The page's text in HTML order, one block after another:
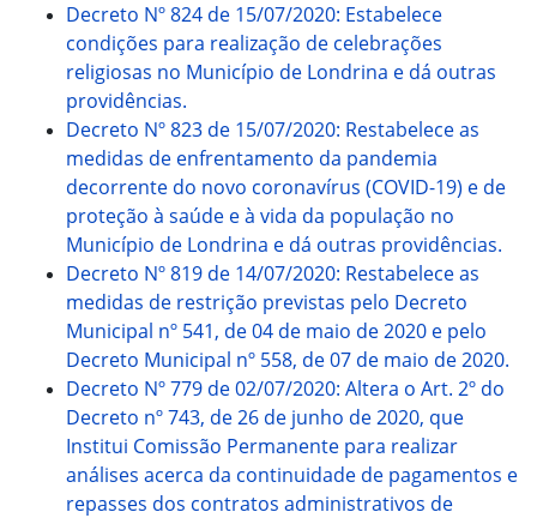
Decreto Nº 824 de 15/07/2020: Estabelece
condições para realização de celebrações
religiosas no Município de Londrina e dá outras
providências.
Decreto Nº 823 de 15/07/2020: Restabelece as
medidas de enfrentamento da pandemia
decorrente do novo coronavírus (COVID-19) e de
proteção à saúde e à vida da população no
Município de Londrina e dá outras providências.
Decreto Nº 819 de 14/07/2020: Restabelece as
medidas de restrição previstas pelo Decreto
Municipal nº 541, de 04 de maio de 2020 e pelo
Decreto Municipal nº 558, de 07 de maio de 2020.
Decreto Nº 779 de 02/07/2020: Altera o Art. 2º do
Decreto nº 743, de 26 de junho de 2020, que
Institui Comissão Permanente para realizar
análises acerca da continuidade de pagamentos e
repasses dos contratos administrativos de